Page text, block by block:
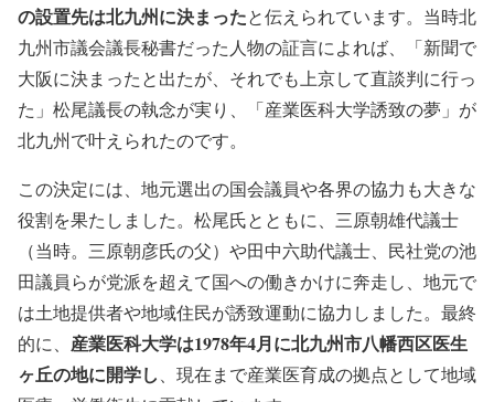
の設置先は北九州に決まったと伝えられています。当時北
九州市議会議長秘書だった人物の証言によれば、「新聞で
大阪に決まったと出たが、それでも上京して直談判に行っ
た」松尾議長の執念が実り、「産業医科大学誘致の夢」が
北九州で叶えられたのです。
この決定には、地元選出の国会議員や各界の協力も大きな
役割を果たしました。松尾氏とともに、三原朝雄代議士
（当時。三原朝彦氏の父）や田中六助代議士、民社党の池
田議員らが党派を超えて国への働きかけに奔走し、地元で
は土地提供者や地域住民が誘致運動に協力しました。最終
的に、 産業医科大学は1978年4月に北九州市八幡西区医生
ヶ丘の地に開学し 、現在まで産業医育成の拠点として地域